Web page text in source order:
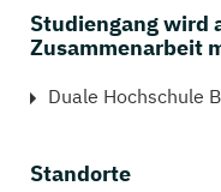
Studiengang wird
Zusammenarbeit
Duale Hochschule
Standorte